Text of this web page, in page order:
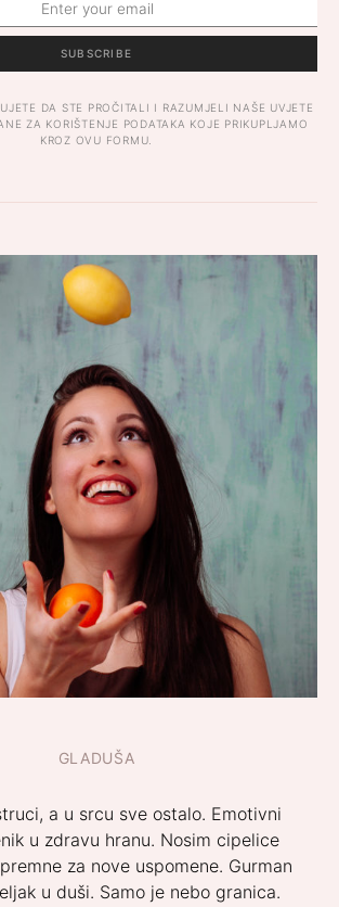
SUBSCRIBE
DA STE PROČITALI I RAZUMJELI NAŠE UVJETE
ZA KORIŠTENJE PODATAKA KOJE PRIKUPLJAMO
KROZ OVU FORMU.
GLADUŠA
a u srcu sve ostalo. Emotivni
u zdravu hranu. Nosim cipelice
za nove uspomene. Gurman
u duši. Samo je nebo granica.